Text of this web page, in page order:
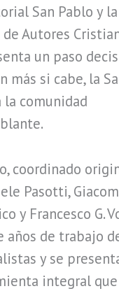
San Pablo y la
Autores
un paso
más si cabe, la
la comunidad
coordinado
Pasotti,
y Francesco G.
años de trabajo
y se
integral que